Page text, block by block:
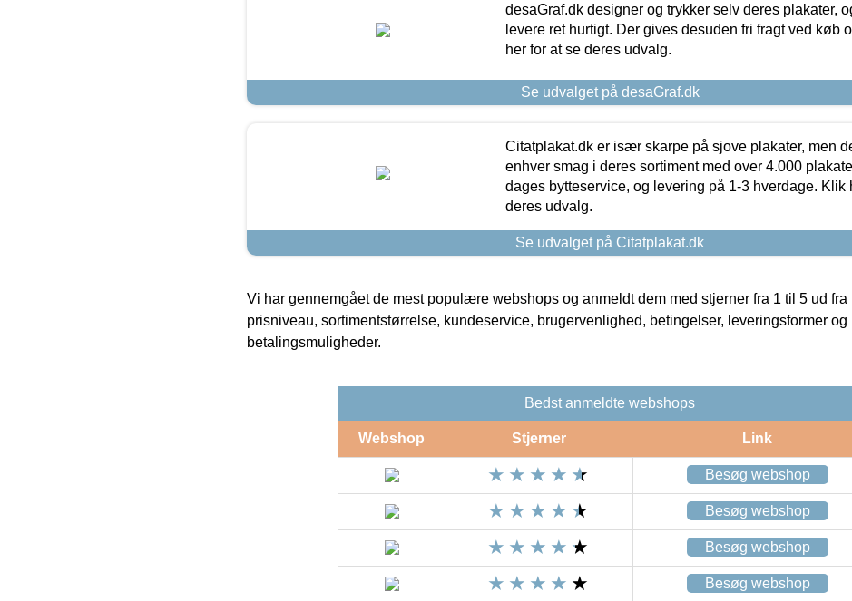
desaGraf.dk designer og trykker selv deres plakater,
levere ret hurtigt. Der gives desuden fri fragt ved køb
her for at se deres udvalg.
Se udvalget på desaGraf.dk
Citatplakat.dk er især skarpe på sjove plakater, men
enhver smag i deres sortiment med over 4.000
dages bytteservice, og levering på 1-3 hverdage. Klik
deres udvalg.
Se udvalget på Citatplakat.dk
Vi har gennemgået de mest populære webshops og anmeldt dem med stjerner fra 1 til 5 ud fra
prisniveau, sortimentstørrelse, kundeservice, brugervenlighed, betingelser, leveringsformer og
betalingsmuligheder.
Bedst anmeldte webshops
Webshop Stjerner Link
Besøg webshop
Besøg webshop
Besøg webshop
Besøg webshop